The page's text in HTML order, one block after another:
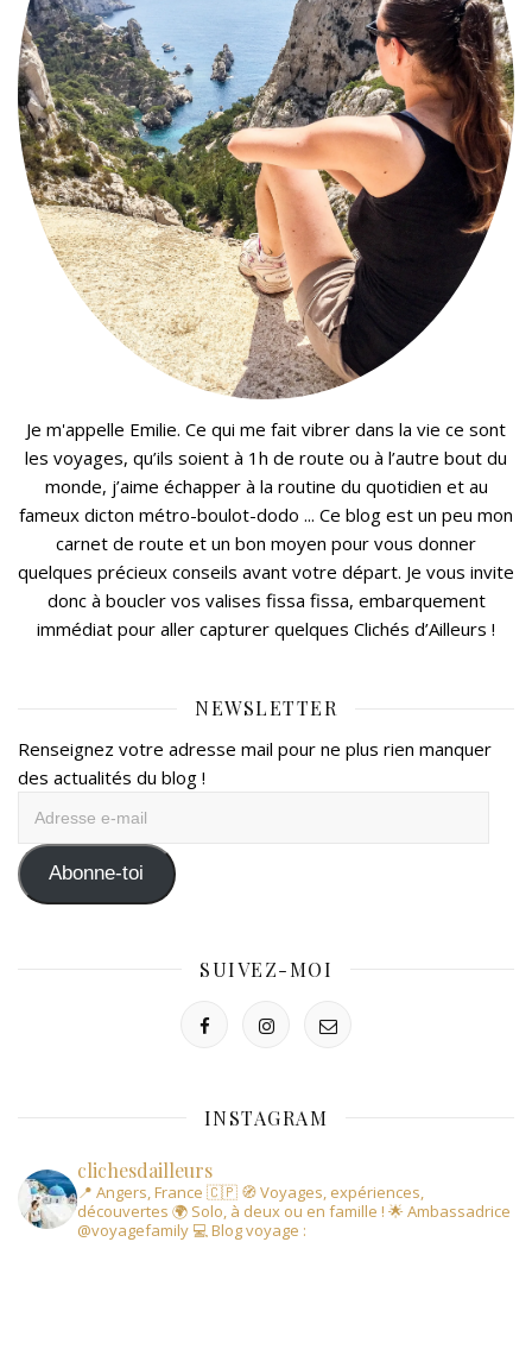
Je m'appelle Emilie. Ce qui me fait vibrer dans la vie ce sont
les voyages, qu’ils soient à 1h de route ou à l’autre bout du
monde, j’aime échapper à la routine du quotidien et au
fameux dicton métro-boulot-dodo ... Ce blog est un peu mon
carnet de route et un bon moyen pour vous donner
quelques précieux conseils avant votre départ. Je vous invite
donc à boucler vos valises fissa fissa, embarquement
immédiat pour aller capturer quelques Clichés d’Ailleurs !
NEWSLETTER
Renseignez votre adresse mail pour ne plus rien manquer
des actualités du blog !
mail Abonne-toi
SUIVEZ-MOI
INSTAGRAM
clichesdailleurs
📍 Angers, France 🇨🇵 🧭 Voyages, expériences,
découvertes 🌍 Solo, à deux ou en famille ! 🌟 Ambassadrice
@voyagefamily 💻 Blog voyage :